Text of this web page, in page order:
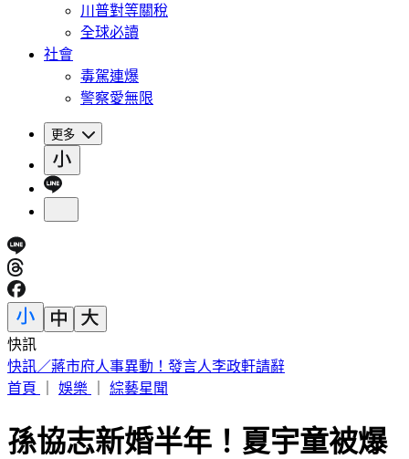
川普對等關稅
全球必讀
社會
毒駕連爆
警察愛無限
更多
快訊
方志友離婚前暴瘦10公斤 談楊銘威這樣說
首頁
娛樂 綜藝星聞
孫協志新婚半年！夏宇童被爆